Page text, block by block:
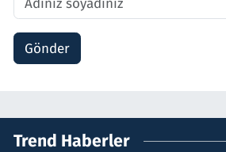
Gönder
Trend Haberler